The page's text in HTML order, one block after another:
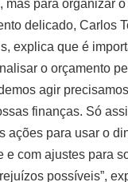
mas para organizar
delicado, Carlos
explica que é
o orçamento
agir
finanças. Só
ações para usar o
e com ajustes para
possíveis”,